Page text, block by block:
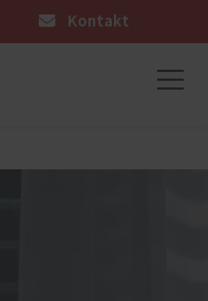
Kontakt